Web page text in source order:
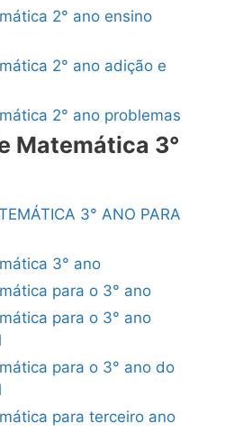
2° ano ensino
2° ano adição e
2° ano problemas
Matemática 3°
3° ANO PARA
3° ano
para o 3° ano
para o 3° ano
para o 3° ano do
para terceiro ano